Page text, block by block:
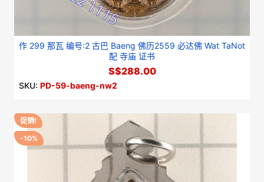
作 299 那瓦 编号:2 古巴 Baeng 佛历2559 必达佛 Wat TaNot
配 寺庙 证书
S$288.00
SKU: PD-59-baeng-nw2
促销!
-10%